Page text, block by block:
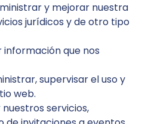
y mejorar nuestra
jurídicos y de otro tipo
que nos
supervisar el uso y
web.
servicios,